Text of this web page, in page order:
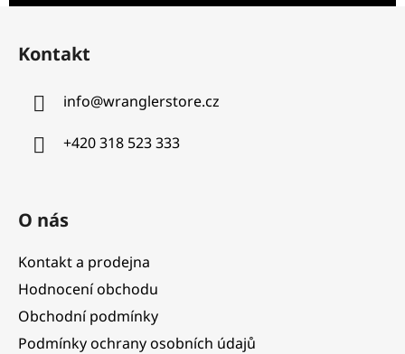
Z
Kontakt
info@wranglerstore.cz
+420 318 523 333
O nás
Kontakt a prodejna
Hodnocení obchodu
Obchodní podmínky
Podmínky ochrany osobních údajů